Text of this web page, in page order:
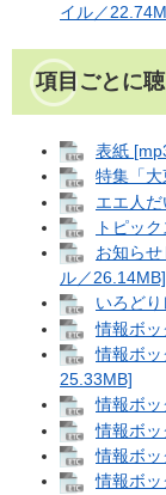
イル／
項目ごとに聴
表紙
特集「
エエ人
トピッ
お知ら
ル／26.14MB]
いろど
情報ボ
情報ボ
25.33MB]
情報ボ
情報ボ
情報ボ
情報ボ